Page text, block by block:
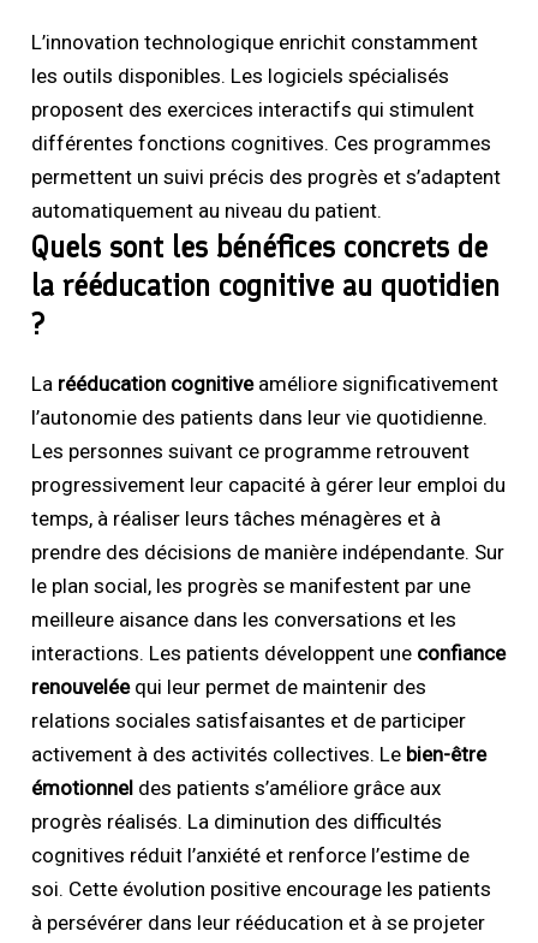
L’innovation technologique enrichit constamment
les outils disponibles. Les logiciels spécialisés
proposent des exercices interactifs qui stimulent
différentes fonctions cognitives. Ces programmes
permettent un suivi précis des progrès et s’adaptent
automatiquement au niveau du patient.
Quels sont les bénéfices concrets de
la rééducation cognitive au quotidien
?
La rééducation cognitiveaméliore significativement
l’autonomie des patients dans leur vie quotidienne.
Les personnes suivant ce programme retrouvent
progressivement leur capacité à gérer leur emploi du
temps, à réaliser leurs tâches ménagères et à
prendre des décisions de manière indépendante. Sur
le plan social, les progrès se manifestent par une
meilleure aisance dans les conversations et les
interactions. Les patients développent une confiance
renouveléequi leur permet de maintenir des
relations sociales satisfaisantes et de participer
activement à des activités collectives. Le bien-être
émotionnel des patients s’améliore grâce aux
progrès réalisés. La diminution des difficultés
cognitives réduit l’anxiété et renforce l’estime de
soi. Cette évolution positive encourage les patients
à persévérer dans leur rééducation et à se projeter